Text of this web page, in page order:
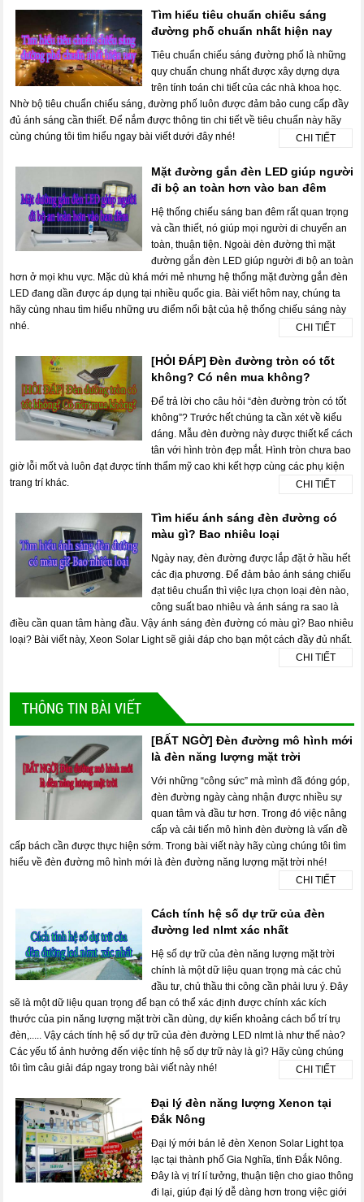
Tìm hiểu tiêu chuẩn chiếu sáng
đường phố chuẩn nhất hiện nay
Tiêu chuẩn chiếu sáng đường phố là những
quy chuẩn chung nhất được xây dựng dựa
trên tính toán chi tiết của các nhà khoa học.
Nhờ bộ tiêu chuẩn chiếu sáng, đường phố luôn được đảm bảo cung cấp đầy
đủ ánh sáng cần thiết. Để nắm được thông tin chi tiết về tiêu chuẩn này hãy
cùng chúng tôi tìm hiểu ngay bài viết dưới đây nhé!
CHI TIẾT
Mặt đường gắn đèn LED giúp người
đi bộ an toàn hơn vào ban đêm
Hệ thống chiếu sáng ban đêm rất quan trọng
và cần thiết, nó giúp mọi người di chuyển an
toàn, thuận tiện. Ngoài đèn đường thì mặt
đường gắn đèn LED giúp người đi bộ an toàn
hơn ở mọi khu vực. Mặc dù khá mới mẻ nhưng hệ thống mặt đường gắn đèn
LED đang dần được áp dụng tại nhiều quốc gia. Bài viết hôm nay, chúng ta
hãy cùng nhau tìm hiểu những ưu điểm nổi bật của hệ thống chiếu sáng này
nhé.
CHI TIẾT
[HỎI ĐÁP] Đèn đường tròn có tốt
không? Có nên mua không?
Để trả lời cho câu hỏi “đèn đường tròn có tốt
không”? Trước hết chúng ta cần xét về kiểu
dáng. Mẫu đèn đường này được thiết kế cách
tân với hình tròn đẹp mắt. Hình tròn chưa bao
giờ lỗi mốt và luôn đạt được tính thẩm mỹ cao khi kết hợp cùng các phụ kiện
trang trí khác.
CHI TIẾT
Tìm hiểu ánh sáng đèn đường có
màu gì? Bao nhiêu loại
Ngày nay, đèn đường được lắp đặt ở hầu hết
các địa phương. Để đảm bảo ánh sáng chiếu
đạt tiêu chuẩn thì việc lựa chọn loại đèn nào,
công suất bao nhiêu và ánh sáng ra sao là
điều cần quan tâm hàng đầu. Vậy ánh sáng đèn đường có màu gì? Bao nhiêu
loại? Bài viết này, Xeon Solar Light sẽ giải đáp cho bạn một cách đầy đủ nhất.
CHI TIẾT
THÔNG TIN BÀI VIẾT
[BẤT NGỜ] Đèn đường mô hình mới
là đèn năng lượng mặt trời
Với những “công sức” mà mình đã đóng góp,
đèn đường ngày càng nhận được nhiều sự
quan tâm và đầu tư hơn. Trong đó việc nâng
cấp và cải tiến mô hình đèn đường là vấn đề
cấp bách cần được thực hiện sớm. Trong bài viết này hãy cùng chúng tôi tìm
hiểu về đèn đường mô hình mới là đèn đường năng lượng mặt trời nhé!
CHI TIẾT
Cách tính hệ số dự trữ của đèn
đường led nlmt xác nhất
Hệ số dự trữ của đèn năng lượng mặt trời
chính là một dữ liệu quan trọng mà các chủ
đầu tư, chủ thầu thi công cần phải lưu ý. Đây
sẽ là một dữ liệu quan trọng để bạn có thể xác định được chính xác kích
thước của pin năng lượng mặt trời cần dùng, dự kiến khoảng cách bố trí trụ
đèn,..... Vậy cách tính hệ số dự trữ của đèn đường LED nlmt là như thế nào?
Các yếu tố ảnh hưởng đến việc tính hệ số dự trữ này là gì? Hãy cùng chúng
tôi tìm câu giải đáp ngay trong bài viết này nhé!
CHI TIẾT
Đại lý đèn năng lượng Xenon tại
Đắk Nông
Đại lý mới bán lẻ đèn Xenon Solar Light tọa
lạc tại thành phố Gia Nghĩa, tỉnh Đắk Nông.
Đây là vị trí lí tưởng, thuận tiện cho giao thông
đi lại, giúp đại lý dễ dàng hơn trong việc giới